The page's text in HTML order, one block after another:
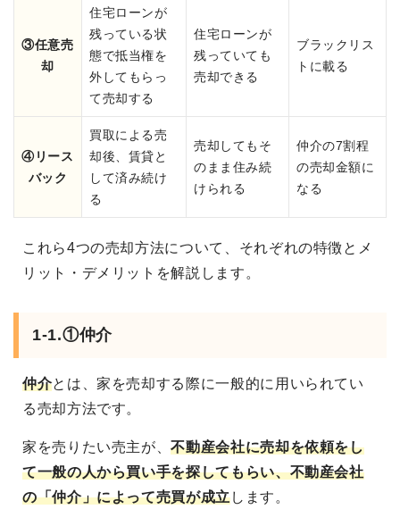
③任意売
却
住宅ローンが
残っている状
態で抵当権を
外してもらっ
て売却する
住宅ローンが
残っていても
売却できる
ブラックリス
トに載る
④リース
バック
買取による売
却後、賃貸と
して済み続け
る
売却してもそ
のまま住み続
けられる
仲介の7割程
の売却金額に
なる
これら4つの売却方法について、それぞれの特徴とメ
リット・デメリットを解説します。
1-1.①仲介
仲介とは、家を売却する際に一般的に用いられてい
る売却方法です。
家を売りたい売主が、不動産会社に売却を依頼をし
て一般の人から買い手を探してもらい、不動産会社
の「仲介」によって売買が成立します。